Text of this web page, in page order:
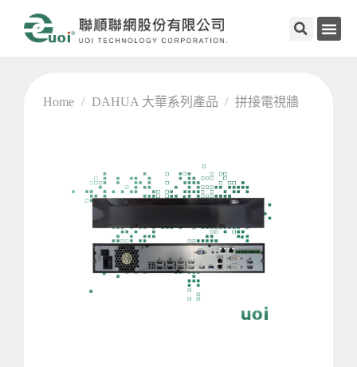
Home / DAHUA 大華系列產品 / 拼接電視牆